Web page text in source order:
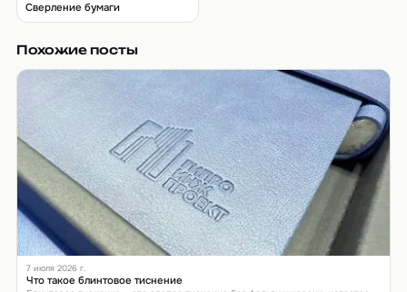
Сверление бумаги
Похожие посты
7 июля 2026 г.
Что такое блинтовое тиснение